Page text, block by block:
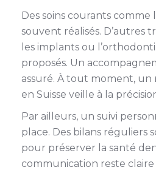
Des soins courants
souvent réalisés. D’autres
les implants ou
proposés. Un
assuré. À tout moment,
en Suisse veille à la
Par ailleurs, un suivi
place. Des bilans réguliers
pour préserver la santé
communication reste claire